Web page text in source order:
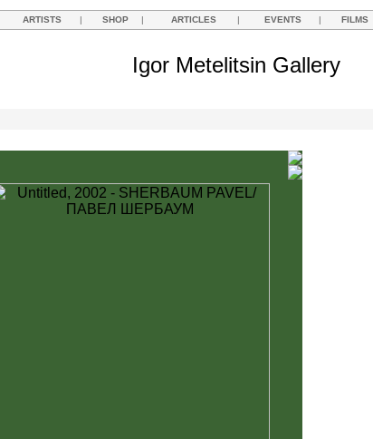
ARTISTS | SHOP | ARTICLES | EVENTS | FILMS
Igor Metelitsin Gallery